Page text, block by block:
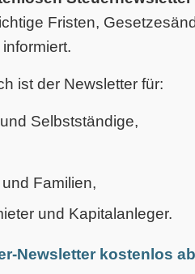
Fristen,
informiert.
ist der Newsletter für:
Selbstständige,
Familien,
und Kapitalanleger.
Newsletter kostenlos